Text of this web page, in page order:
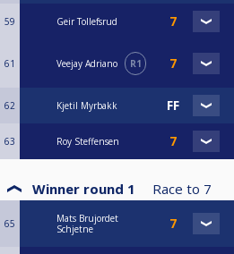
59 Geir Tollefsrud
61 Veejay Adriano R1
62 Kjetil Myrbakk
63 Roy Steffensen
Winner round 1 Race to 7
65
Mats Brujordet
Schjetne